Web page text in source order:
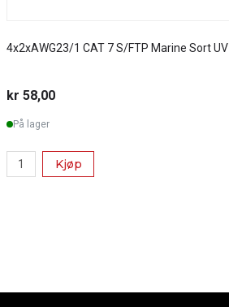
4x2xAWG23/1 CAT 7 S/FTP Marine Sort UV
kr 58,00
På lager
Kjøp